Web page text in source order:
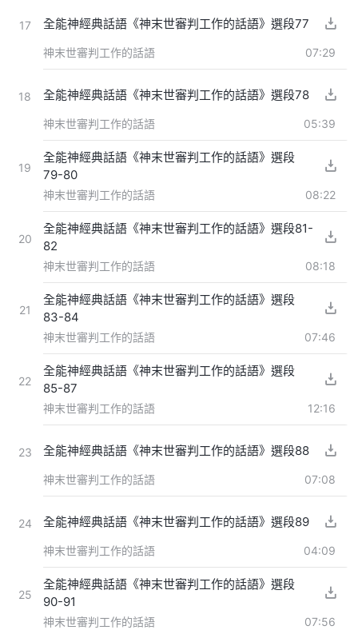
17 全能神經典話語《神末世審判工作的話語》選段77
神末世審判工作的話語 07:29
18 全能神經典話語《神末世審判工作的話語》選段78
神末世審判工作的話語 05:39
19
全能神經典話語《神末世審判工作的話語》選段
79-80
神末世審判工作的話語 08:22
20
全能神經典話語《神末世審判工作的話語》選段81-
82
神末世審判工作的話語 08:18
21
全能神經典話語《神末世審判工作的話語》選段
83-84
神末世審判工作的話語 07:46
22
全能神經典話語《神末世審判工作的話語》選段
85-87
神末世審判工作的話語 12:16
23 全能神經典話語《神末世審判工作的話語》選段88
神末世審判工作的話語 07:08
24 全能神經典話語《神末世審判工作的話語》選段89
神末世審判工作的話語 04:09
25
全能神經典話語《神末世審判工作的話語》選段
90-91
神末世審判工作的話語 07:56